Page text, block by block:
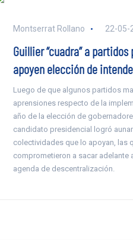
Montserrat Rollano 22-05-
Guillier “cuadra” a partidos
apoyen elección de
Luego de que algunos partidos
aprensiones respecto de la
año de la elección de
candidato presidencial logró
colectividades que lo apoyan, las
comprometieron a sacar adelante
agenda de descentralización.